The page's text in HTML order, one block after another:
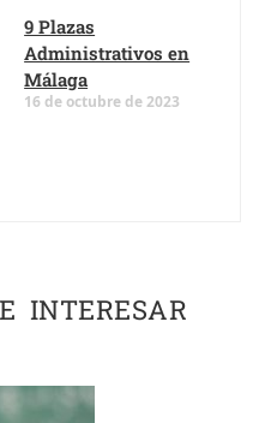
9 Plazas
Administrativos en
Málaga
16 de octubre de 2023
INTERESAR